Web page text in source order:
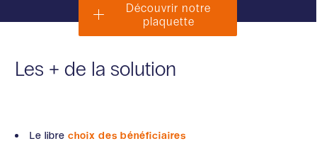
Découvrir notre
plaquette
Les + de la solution
Le libre choix des bénéficiaires